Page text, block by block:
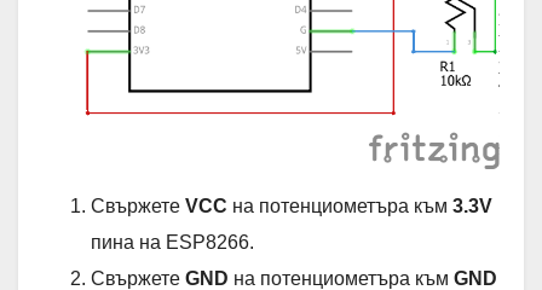
Свържете VCC на потенциометъра към 3.3V
пина на ESP8266.
Свържете GND на потенциометъра към GND